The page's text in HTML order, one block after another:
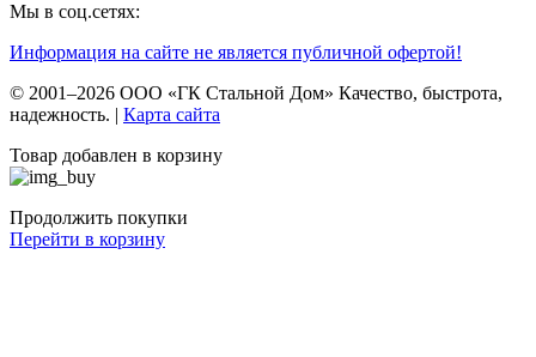
Мы в соц.сетях:
Информация на сайте не является публичной офертой!
© 2001–2026 ООО «ГК Стальной Дом» Качество, быстрота,
надежность. | Карта сайта
Товар добавлен в корзину
Продолжить покупки
Перейти в корзину